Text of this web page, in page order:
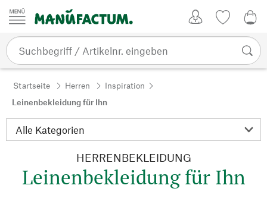
Zum Inhalt springen
Startseite Herren
Inspiration
Leinenbekleidung für Ihn
HERRENBEKLEIDUNG
Leinenbekleidung für Ihn